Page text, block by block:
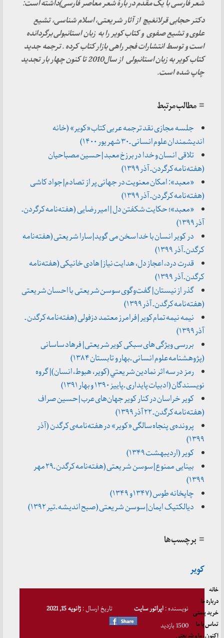
شعر فارسی با یک مقدم در بارۀ شعر معاصر فارسی)داشته است:
دکتر حجابی قرلانغیچ از آثار شریعتی، اسلام شناسی، تشیع
علوی و تشیع صفوی و کتاب کویر را به زبان استانبولی برگردانده
است و توسط انتشارات فجر راهی بازار کتاب کرده . ترجمه جدید
کتاب کویر به زبان استانبولی از سال2010 تا کنون چهار بار تجدید
چاپ شده است.
≡ مطالب مرتبط
جلسه مجازی نقد ترجمه عربی کتاب «کویر» (خانه
اندیشمندان علوم انسانی ـ ۳۰ شهریور ۱۴۰۰)
تلاقی انسان و خدا در برزخ معبد | حسین مصباحیان
(هفته‌نامه کرگردن ـ آذر ۱۳۹۹)
«معبد»: امکان معنویت در جهانی پر از تصادم | جواد کاشی
(هفته‌نامه کرگردن ـ آذر ۱۳۹۹)
«معبد»؛ حکایت شکفتن دل | امیر رضایی (هفته‌نامه کرگردن ـ
آذر ۱۳۹۹)
در کویر انسان با خدا سخن می گوید | سارا شریعتی (هفته‌نامه
کرگدن ـ آذر ۱۳۹۹)
قدرت درد، اعجاز دل، هدایت نیاز | هادی خانیکی (هفته‌نامه
کرگدن ـ آذر ۱۳۹۹)
گذر از نیستان | گفت‌وگوی سوسن شریعتی با احسان شریعتی
(هفته‌نامه کرگدن ـ آذر ۱۳۹۹)
نیمه نیمه تمام کویر | فرامرز معتمد دزفولی (هفته‌نامه کرگدن ـ
آذر ۱۳۹۹)
بررسی ويژگی های سبكی كوير شريعتی | فرهاد ساسانی
(پژوهشنامه علوم انسانی ـ بهار و تابستان ۱۳۸۴)
رمز در سه اثر نمادين شريعتي (كوير، هبوط، انسان) | گروه
نویسندگان (ادبیات پایداری ـ پاییز ۱۳۹۰ و بهار ۱۳۹۱)
کویر خراسان در کنار کویر جهان‌های عرب | حسین صراف
(هفته‌نامه کرگدن ـ ۲۲ آذر ۱۳۹۹)
پرونده‌ی پنجاه سالگی «کویر» در هفته‌نامه‌ی کرگدن (آذر
۱۳۹۹)
کویر (اردیبهشت ۱۳۴۹)
بینایی ممنوع | سوسن شریعتی (هفته‌نامه کرگدن ـ ۲۹ مهر
۱۳۹۹)
چاپخانه طوس (۱۳۴۷ و ۱۳۴۹)
دیالکتیک ایمان |‌ سوسن شریعتی (صبح اندیشه ـ تیر ۱۳۹۲)
≡ برچسب‌ها
کویر
نویسنده :اپراتور سایت تاریخ ارسال :ژانویه 15, 2021
1500 بازدید
خانه
درباره ما
خرید پستی
تماس با ما